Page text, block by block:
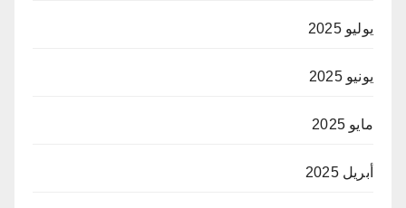
يوليو 2025
يونيو 2025
مايو 2025
أبريل 2025